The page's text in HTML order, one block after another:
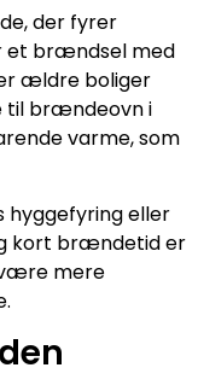
der fyrer
et brændsel med
ældre boliger
til brændeovn i
varme, som
hyggefyring eller
kort brændetid er
mere